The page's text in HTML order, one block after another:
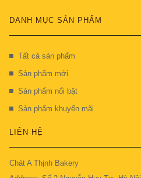
DANH MỤC SẢN PHẨM
Tất cả sản phẩm
Sản phẩm mới
Sản phẩm nổi bật
Sản phẩm khuyến mãi
LIÊN HỆ
Chát A Thịnh Bakery